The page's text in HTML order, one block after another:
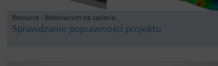
Resource - Webinarium na żądanie
Sprawdzanie poprawności projektu